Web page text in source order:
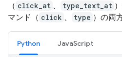
（ click_at 、 type_text_at
マンド（ click 、 type ）の両
Python JavaScript